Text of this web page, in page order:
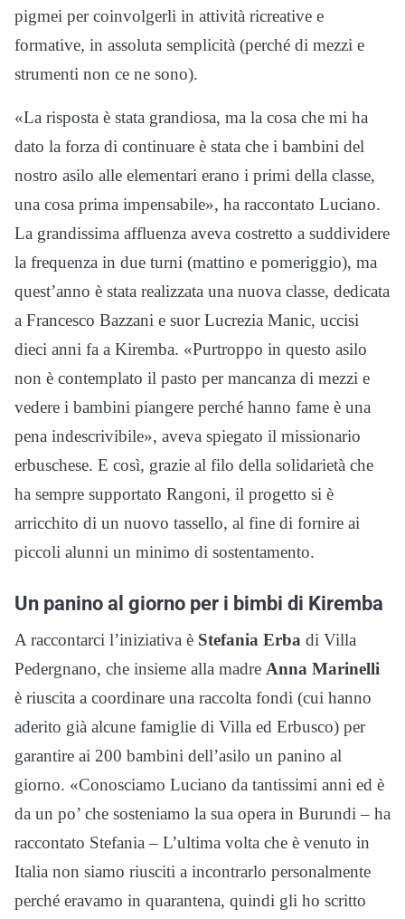
pigmei per coinvolgerli in attività ricreative e
formative, in assoluta semplicità (perché di mezzi e
strumenti non ce ne sono).
«La risposta è stata grandiosa, ma la cosa che mi ha
dato la forza di continuare è stata che i bambini del
nostro asilo alle elementari erano i primi della classe,
una cosa prima impensabile», ha raccontato Luciano.
La grandissima affluenza aveva costretto a suddividere
la frequenza in due turni (mattino e pomeriggio), ma
quest’anno è stata realizzata una nuova classe, dedicata
a Francesco Bazzani e suor Lucrezia Manic, uccisi
dieci anni fa a Kiremba. «Purtroppo in questo asilo
non è contemplato il pasto per mancanza di mezzi e
vedere i bambini piangere perché hanno fame è una
pena indescrivibile», aveva spiegato il missionario
erbuschese. E così, grazie al filo della solidarietà che
ha sempre supportato Rangoni, il progetto si è
arricchito di un nuovo tassello, al fine di fornire ai
piccoli alunni un minimo di sostentamento.
Un panino al giorno per i bimbi di Kiremba
A raccontarci l’iniziativa è Stefania Erba di Villa
Pedergnano, che insieme alla madre Anna Marinelli
è riuscita a coordinare una raccolta fondi (cui hanno
aderito già alcune famiglie di Villa ed Erbusco) per
garantire ai 200 bambini dell’asilo un panino al
giorno. «Conosciamo Luciano da tantissimi anni ed è
da un po’ che sosteniamo la sua opera in Burundi – ha
raccontato Stefania – L’ultima volta che è venuto in
Italia non siamo riusciti a incontrarlo personalmente
perché eravamo in quarantena, quindi gli ho scritto